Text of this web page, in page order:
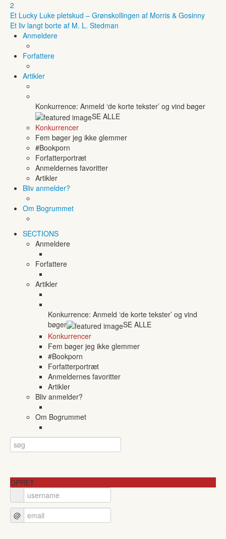
2
Et Lucky Luke pletskud – Grønskollingen af Morris & Gosinny
Et liv langt borte af M. L. Stedman
Anmeldere
Forfattere
Artikler
Konkurrence: Anmeld ‘de korte tekster’ og vind bøger
SE ALLE
Konkurrencer
Fem bøger jeg ikke glemmer
#Bookporn
Forfatterportræt
Anmeldernes favoritter
Artikler
Bliv anmelder?
Om Bogrummet
SECTIONS
Anmeldere
Forfattere
Artikler
Konkurrence: Anmeld ‘de korte tekster’ og vind
bøger
SE ALLE
Konkurrencer
Fem bøger jeg ikke glemmer
#Bookporn
Forfatterportræt
Anmeldernes favoritter
Artikler
Bliv anmelder?
Om Bogrummet
OPRET
@